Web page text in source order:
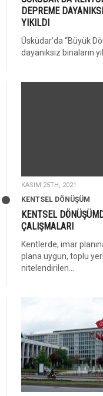
DEPREME
YIKILDI
Üsküdar’da “Büyük
dayanıksız binaların
KASIM 25TH, 2021
KENTSEL DÖNÜŞÜM
KENTSEL
ÇALIŞMALARI
Kentlerde, imar
plana uygun, toplu
nitelendirilen...